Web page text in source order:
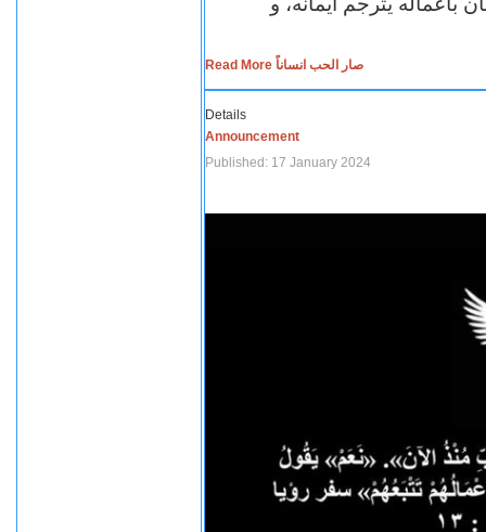
Read More صار الحب انساناً
Details
Announcement
Published: 17 January 2024